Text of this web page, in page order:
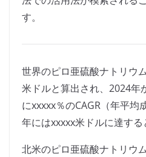
す。
世界のピロ亜硫酸ナトリウ
米ドルと算出され、2024年
にxxxxx％のCAGR（年平均
年にはxxxxx米ドルに達する
北米のピロ亜硫酸ナトリウ